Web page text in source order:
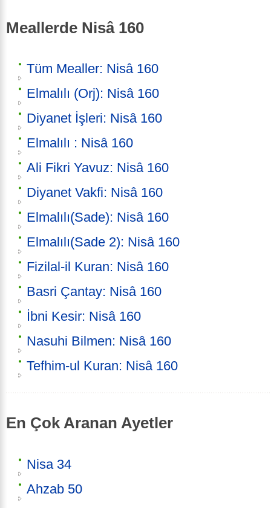
Meallerde Nisâ 160
Tüm Mealler: Nisâ 160
Elmalılı (Orj): Nisâ 160
Diyanet İşleri: Nisâ 160
Elmalılı : Nisâ 160
Ali Fikri Yavuz: Nisâ 160
Diyanet Vakfi: Nisâ 160
Elmalılı(Sade): Nisâ 160
Elmalılı(Sade 2): Nisâ 160
Fizilal-il Kuran: Nisâ 160
Basri Çantay: Nisâ 160
İbni Kesir: Nisâ 160
Nasuhi Bilmen: Nisâ 160
Tefhim-ul Kuran: Nisâ 160
En Çok Aranan Ayetler
Nisa 34
Ahzab 50